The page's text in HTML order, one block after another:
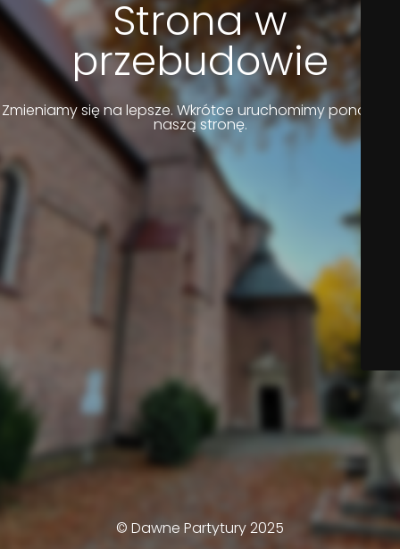
Strona w
przebudowie
Zmieniamy się na lepsze. Wkrótce uruchomimy ponownie
naszą stronę.
© Dawne Partytury 2025